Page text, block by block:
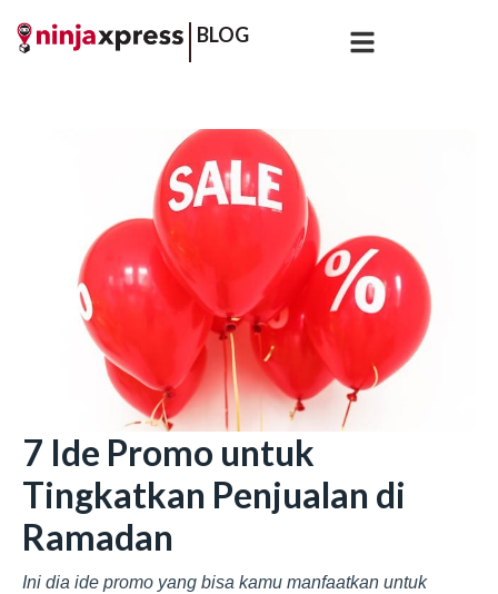
BLOG
7 Ide Promo untuk
Tingkatkan Penjualan di
Ramadan
Ini dia ide promo yang bisa kamu manfaatkan untuk